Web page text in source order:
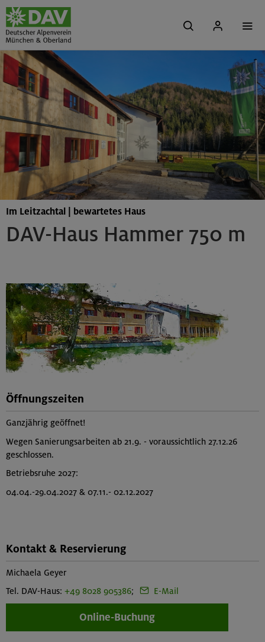
DAV-Haus Hammer 750 m
Im Leitzachtal | bewartetes Haus
Öffnungszeiten
Ganzjährig geöffnet!
Wegen Sanierungsarbeiten ab 21.9. - voraussichtlich 27.12.26
geschlossen.
Betriebsruhe 2027:
04.04.-29.04.2027 & 07.11.- 02.12.2027
Kontakt & Reservierung
Michaela Geyer
Tel. DAV-Haus: +49 8028 905386; E-Mail
Online-Buchung